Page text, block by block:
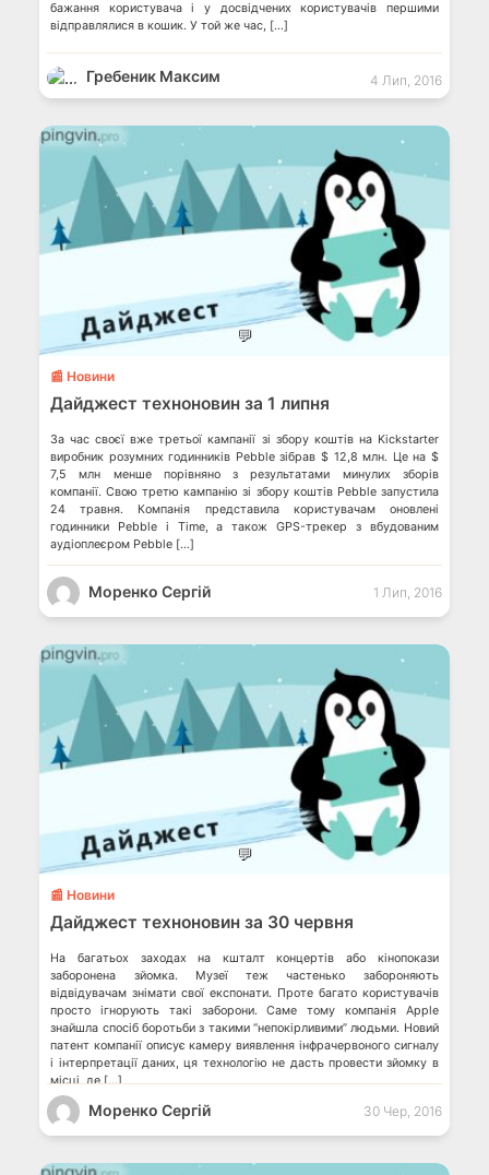
бажання користувача і у досвідчених користувачів першими
відправлялися в кошик. У той же час, […]
Гребеник Максим 4 Лип, 2016
💬
📰 Новини
Дайджест техноновин за 1 липня
За час своєї вже третьої кампанії зі збору коштів на Kickstarter
виробник розумних годинників Pebble зібрав $ 12,8 млн. Це на $
7,5 млн менше порівняно з результатами минулих зборів
компанії. Свою третю кампанію зі збору коштів Pebble запустила
24 травня. Компанія представила користувачам оновлені
годинники Pebble і Time, а також GPS-трекер з вбудованим
аудіоплеєром Pebble […]
Моренко Сергій 1 Лип, 2016
💬
📰 Новини
Дайджест техноновин за 30 червня
На багатьох заходах на кшталт концертів або кінопокази
заборонена зйомка. Музеї теж частенько забороняють
відвідувачам знімати свої експонати. Проте багато користувачів
просто ігнорують такі заборони. Саме тому компанія Apple
знайшла спосіб боротьби з такими “непокірливими” людьми. Новий
патент компанії описує камеру виявлення інфрачервоного сигналу
і інтерпретації даних, ця технологію не дасть провести зйомку в
місці, де […]
Моренко Сергій 30 Чер, 2016